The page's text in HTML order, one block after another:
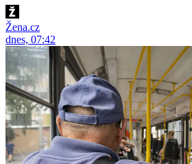
Žena.cz
dnes, 07:42